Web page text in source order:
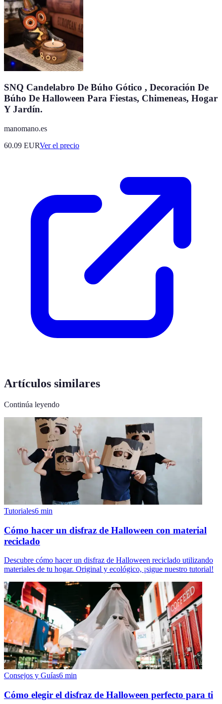
SNQ Candelabro De Búho Gótico , Decoración De
Búho De Halloween Para Fiestas, Chimeneas, Hogar
Y Jardín.
manomano.es
60.09 EURVer el precio
Artículos similares
Continúa leyendo
Tutoriales6 min
Cómo hacer un disfraz de Halloween con material
reciclado
Descubre cómo hacer un disfraz de Halloween reciclado utilizando
materiales de tu hogar. Original y ecológico, ¡sigue nuestro tutorial!
Consejos y Guías6 min
Cómo elegir el disfraz de Halloween perfecto para ti